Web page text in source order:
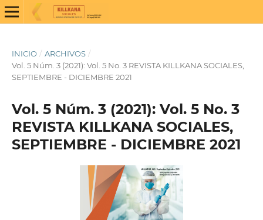
INICIO / ARCHIVOS /
Vol. 5 Núm. 3 (2021): Vol. 5 No. 3 REVISTA KILLKANA SOCIALES,
SEPTIEMBRE - DICIEMBRE 2021
Vol. 5 Núm. 3 (2021): Vol. 5 No. 3
REVISTA KILLKANA SOCIALES,
SEPTIEMBRE - DICIEMBRE 2021